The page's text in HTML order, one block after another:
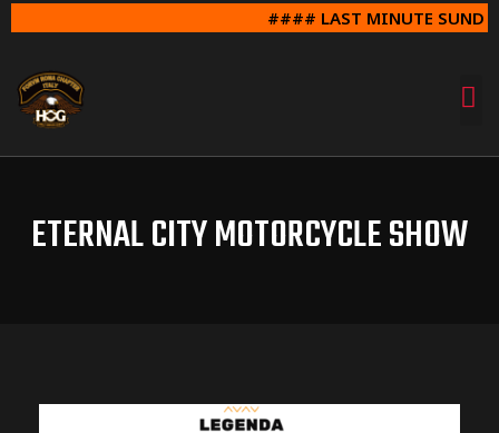
#### LAST MINUTE
ETERNAL CITY MOTORCYCLE SHOW